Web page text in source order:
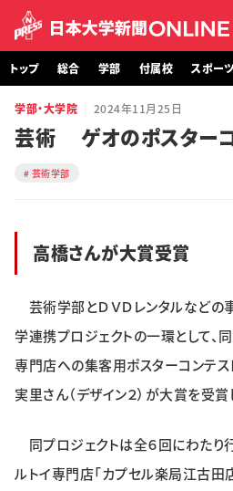
トップ
付属校
スポーツ
校友
学生社会
イベント
トップ 総合 学部 付属校 スポー
学部・大学院 2024年11月25日
芸術 ゲオのポスター
芸術学部
高橋さんが大賞受賞
芸術学部とＤＶＤレンタルなどの
学連携プロジェクトの一環として、
専門店への集客用ポスターコンテ
実里さん（デザイン２）が大賞を受賞
同プロジェクトは全６回にわたり
ルトイ専門店「カプセル楽局江古田